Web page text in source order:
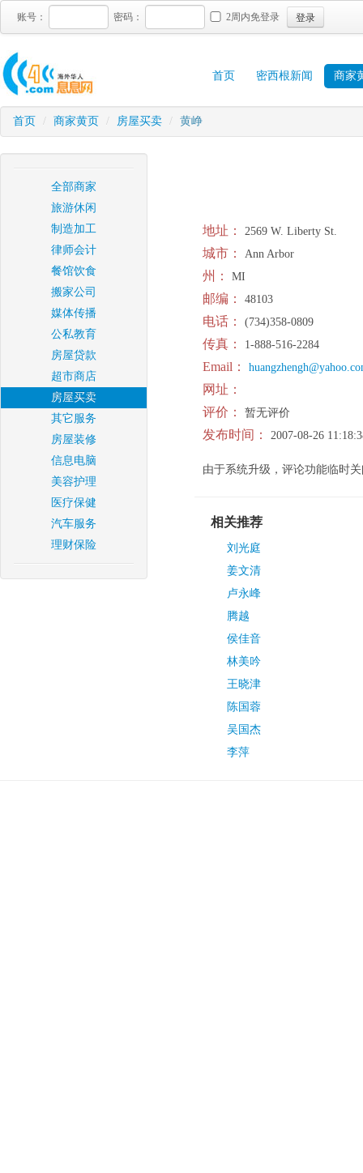
账号： 密码： 2周内免登录 登录
首页 密西根新闻 商家
首页 / 商家黄页 / 房屋买卖 / 黄峥
全部商家
旅游休闲
制造加工
律师会计
餐馆饮食
搬家公司
媒体传播
公私教育
房屋贷款
超市商店
房屋买卖
其它服务
房屋装修
信息电脑
美容护理
医疗保健
汽车服务
理财保险
地址： 2569 W. Liberty St.
城市： Ann Arbor
州： MI
邮编： 48103
电话： (734)358-0809
传真： 1-888-516-2284
Email：
网址：
评价：
暂无评价
发布时间： 2007-08-26
由于系统升级，评论功能临时
相关推荐
刘光庭
姜文清
卢永峰
腾越
侯佳音
林美吟
王晓津
陈国蓉
吴国杰
李萍